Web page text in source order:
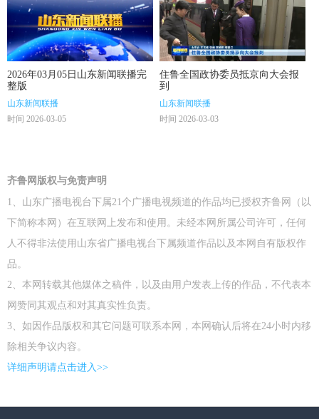
2026年03月05日山东新闻联播完
整版
山东新闻联播
时间 2026-03-05
住鲁全国政协委员抵京向大会报
到
山东新闻联播
时间 2026-03-03
齐鲁网版权与免责声明
1、山东广播电视台下属21个广播电视频道的作品均已授权齐鲁网（以
下简称本网）在互联网上发布和使用。未经本网所属公司许可，任何
人不得非法使用山东省广播电视台下属频道作品以及本网自有版权作
品。
2、本网转载其他媒体之稿件，以及由用户发表上传的作品，不代表本
网赞同其观点和对其真实性负责。
3、如因作品版权和其它问题可联系本网，本网确认后将在24小时内移
除相关争议内容。
详细声明请点击进入>>